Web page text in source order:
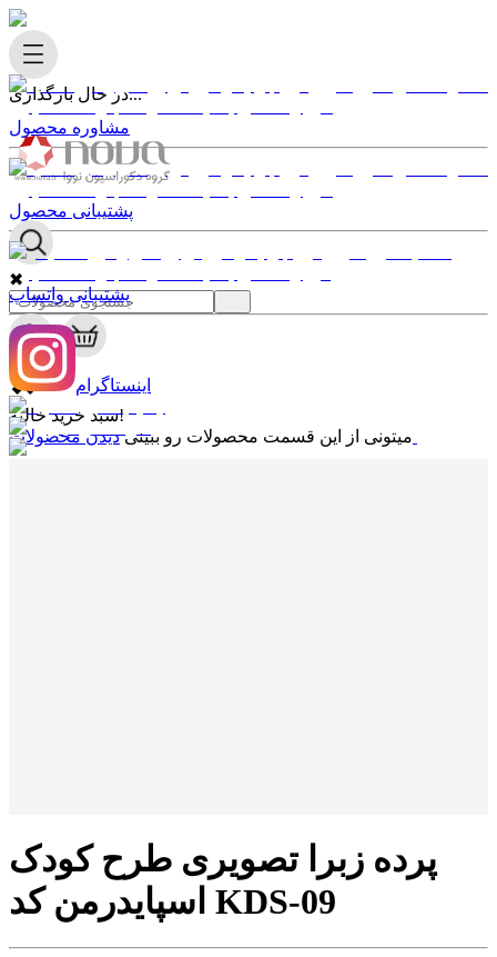
در حال بارگذاری...
✖
0
✖
سبد خرید خالیه!
میتونی از این قسمت محصولات رو ببینی
مشاوره محصول
پشتیبانی محصول
پشتیبانی واتساپ
اینستاگرام
پرده زبرا تصویری طرح کودک
اسپایدرمن کد KDS-09